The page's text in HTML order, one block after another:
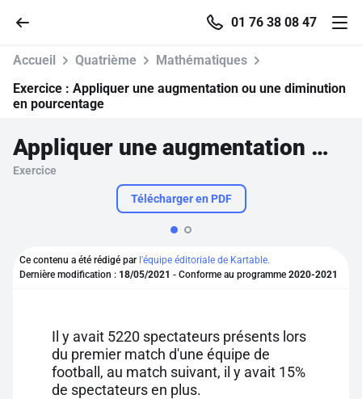
01 76 38 08 47
Parcourir
Se connecter
Pour profiter de 10 contenus offerts.
Accueil Quatrième
Mathématiques
Exercice : Appliquer une augmentation ou une diminution
en pourcentage
Appliquer une augmentation ou une diminution en pourcentage
Exercice
Télécharger en PDF
Ce contenu a été rédigé par l'équipe éditoriale de Kartable.
Dernière modification : 18/05/2021 - Conforme au programme 2020-2021
Il y avait 5220 spectateurs présents lors
du premier match d'une équipe de
football, au match suivant, il y avait 15%
de spectateurs en plus.